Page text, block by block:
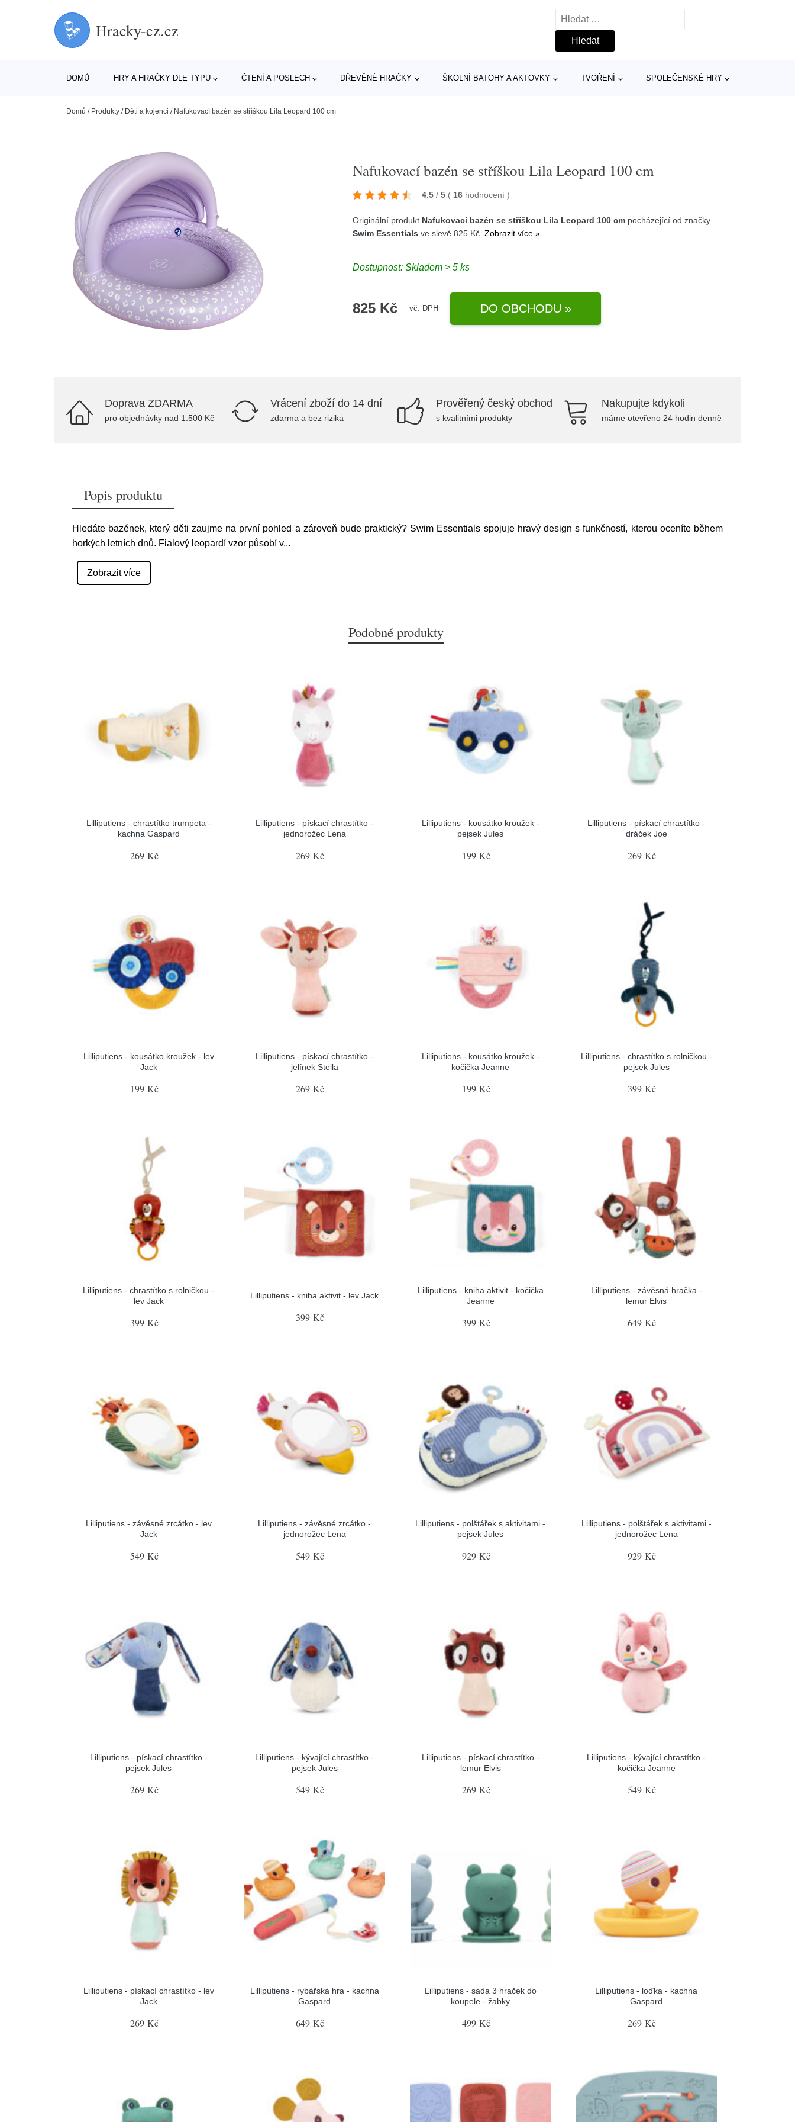
Hracky-cz.cz
Vyhledávání
DOMŮ HRY A HRAČKY DLE TYPU ČTENÍ A POSLECH DŘEVĚNÉ HRAČKY ŠKOLNÍ BATOHY A AKTOVKY TVOŘENÍ SPOLEČENSKÉ HRY
Domů / Produkty / Děti a kojenci / Nafukovací bazén se stříškou Lila Leopard 100 cm
Nafukovací bazén se stříškou Lila Leopard 100 cm
4.5 / 5 ( 16 hodnocení)
Originální produkt Nafukovací bazén se stříškou Lila Leopard 100 cm pocházející od značky
Swim Essentials ve slevě 825 Kč.Zobrazit více »
Dostupnost: Skladem > 5 ks
825 Kč vč. DPH DO OBCHODU »
Doprava ZDARMA
pro objednávky nad 1.500 Kč
Vrácení zboží do 14 dní
zdarma a bez rizika
Prověřený český obchod
s kvalitními produkty
Nakupujte kdykoli
máme otevřeno 24 hodin denně
Popis produktu
Hledáte bazének, který děti zaujme na první pohled a zároveň bude praktický? Swim Essentials spojuje hravý design s funkčností, kterou oceníte během
horkých letních dnů. Fialový leopardí vzor působí v...
Zobrazit více
Podobné produkty
Lilliputiens - chrastítko trumpeta -
kachna Gaspard
269 Kč
Lilliputiens - pískací chrastítko -
jednorožec Lena
269 Kč
Lilliputiens - kousátko kroužek -
pejsek Jules
199 Kč
Lilliputiens - pískací chrastítko -
dráček Joe
269 Kč
Lilliputiens - kousátko kroužek - lev
Jack
199 Kč
Lilliputiens - pískací chrastítko -
jelínek Stella
269 Kč
Lilliputiens - kousátko kroužek -
kočička Jeanne
199 Kč
Lilliputiens - chrastítko s rolničkou -
pejsek Jules
399 Kč
Lilliputiens - chrastítko s rolničkou -
lev Jack
399 Kč
Lilliputiens - kniha aktivit - lev Jack
399 Kč
Lilliputiens - kniha aktivit - kočička
Jeanne
399 Kč
Lilliputiens - závěsná hračka -
lemur Elvis
649 Kč
Lilliputiens - závěsné zrcátko - lev
Jack
549 Kč
Lilliputiens - závěsné zrcátko -
jednorožec Lena
549 Kč
Lilliputiens - polštářek s aktivitami -
pejsek Jules
929 Kč
Lilliputiens - polštářek s aktivitami -
jednorožec Lena
929 Kč
Lilliputiens - pískací chrastítko -
pejsek Jules
269 Kč
Lilliputiens - kývající chrastítko -
pejsek Jules
549 Kč
Lilliputiens - pískací chrastítko -
lemur Elvis
269 Kč
Lilliputiens - kývající chrastítko -
kočička Jeanne
549 Kč
Lilliputiens - pískací chrastítko - lev
Jack
269 Kč
Lilliputiens - rybářská hra - kachna
Gaspard
649 Kč
Lilliputiens - sada 3 hraček do
koupele - žabky
499 Kč
Lilliputiens - loďka - kachna
Gaspard
269 Kč